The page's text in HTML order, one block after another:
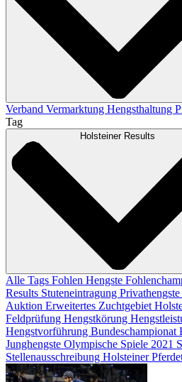
Verband Vermarktung Hengsthaltung
Tag
Holsteiner Results
Alle Tags Fohlen Hengste
Results Stuteneintragung Privathengste
Auktion Erweitertes Zuchtgebiet
Feldprüfung Hengstkörung
Hengstvorführung Bundeschampionat
Junghengste Olympische Spiele 2021
Stellenausschreibung Holsteiner